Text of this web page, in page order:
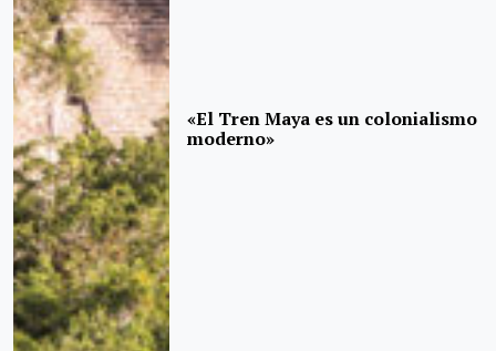
«El Tren Maya es un colonialismo
moderno»